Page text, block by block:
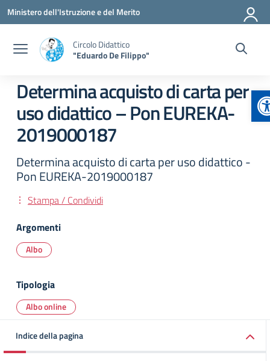
Vai ai contenuti
Vai al menu di navigazione
Vai al footer
Ministero dell'Istruzione e del Merito
Circolo Didattico
"Eduardo De Filippo"
Determina acquisto di carta per
uso didattico – Pon EUREKA-
2019000187
Determina acquisto di carta per uso didattico -
Pon EUREKA-2019000187
Stampa / Condividi
Argomenti
Albo
Tipologia
Albo online
Indice della pagina